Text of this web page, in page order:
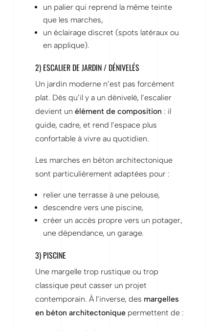
un palier qui reprend la même teinte
que les marches,
un éclairage discret (spots latéraux ou
en applique).
2) ESCALIER DE JARDIN / DÉNIVELÉS
Un jardin moderne n’est pas forcément
plat. Dès qu’il y a un dénivelé, l’escalier
devient un élément de composition : il
guide, cadre, et rend l’espace plus
confortable à vivre au quotidien.
Les marches en béton architectonique
sont particulièrement adaptées pour :
relier une terrasse à une pelouse,
descendre vers une piscine,
créer un accès propre vers un potager,
une dépendance, un garage.
3) PISCINE
Une margelle trop rustique ou trop
classique peut casser un projet
contemporain. À l’inverse, des margelles
en béton architectoniquepermettent de :